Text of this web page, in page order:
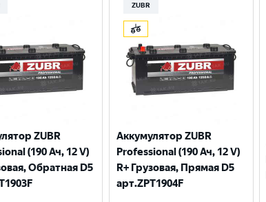
ZUBR
(190 Ач, 12 V)
Обратная D5
ZUBR
Аккумулятор ZUBR
Professional (190 Ач, 12 V)
R+ Грузовая, Прямая D5
арт.ZPT1904F